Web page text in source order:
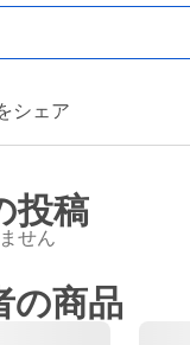
シェア
投稿
せん
の商品